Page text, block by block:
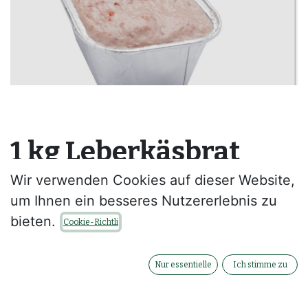
1 kg Leberkäsbrat
Pizza Art TKTK
1kg Pizzaleberkäsbrat zum selbst backen
Tiefgefroren
Wir verwenden Cookies auf dieser Website,
um Ihnen ein besseres Nutzererlebnis zu
bieten.
Cookie-Richtli
Nur essentielle Ich stimme zu